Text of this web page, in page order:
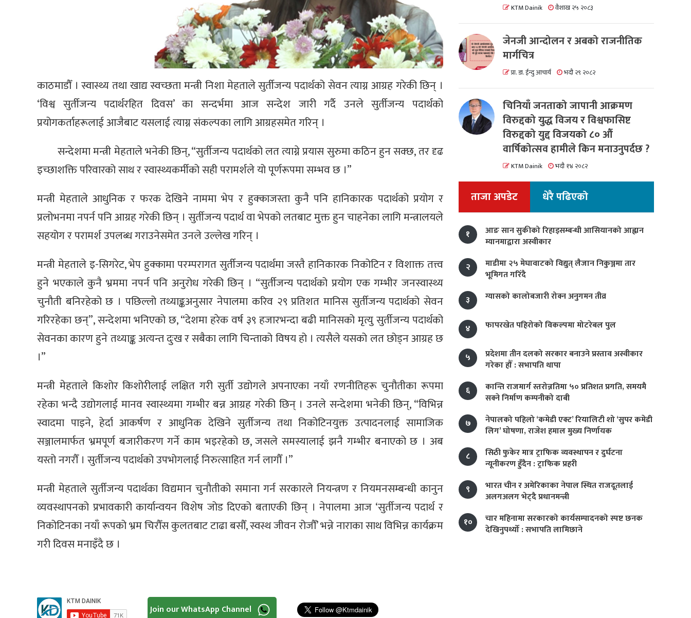
काठमाडौँ । स्वास्थ्य तथा खाद्य स्वच्छता मन्त्री निशा मेहताले सुर्तीजन्य पदार्थको सेवन त्याग्न आग्रह गरेकी छिन् ।
‘विश्व सुर्तीजन्य पदार्थरहित दिवस’ का सन्दर्भमा आज सन्देश जारी गर्दै उनले सुर्तीजन्य पदार्थको
प्रयोगकर्ताहरूलाई आजैबाट यसलाई त्याग्न संकल्पका लागि आग्रहसमेत गरिन् ।
सन्देशमा मन्त्री मेहताले भनेकी छिन्, “सुर्तीजन्य पदार्थको लत त्याग्ने प्रयास सुरुमा कठिन हुन सक्छ, तर दृढ
इच्छाशक्ति परिवारको साथ र स्वास्थ्यकर्मीको सही परामर्शले यो पूर्णरूपमा सम्भव छ ।”
मन्त्री मेहताले आधुनिक र फरक देखिने नाममा भेप र हुक्काजस्ता कुनै पनि हानिकारक पदार्थको प्रयोग र
प्रलोभनमा नपर्न पनि आग्रह गरेकी छिन् । सुर्तीजन्य पदार्थ वा भेपको लतबाट मुक्त हुन चाहनेका लागि मन्त्रालयले
सहयोग र परामर्श उपलब्ध गराउनेसमेत उनले उल्लेख गरिन् ।
मन्त्री मेहताले इ-सिगरेट, भेप हुक्कामा परम्परागत सुर्तीजन्य पदार्थमा जस्तै हानिकारक निकोटिन र विशाक्त तत्त्व
हुने भएकाले कुनै भ्रममा नपर्न पनि अनुरोध गरेकी छिन् । “सुर्तीजन्य पदार्थको प्रयोग एक गम्भीर जनस्वास्थ्य
चुनौती बनिरहेको छ । पछिल्लो तथ्याङ्कअनुसार नेपालमा करिव २९ प्रतिशत मानिस सुर्तीजन्य पदार्थको सेवन
गरिरहेका छन्”, सन्देशमा भनिएको छ, “देशमा हरेक वर्ष ३९ हजारभन्दा बढी मानिसको मृत्यु सुर्तीजन्य पदार्थको
सेवनका कारण हुने तथ्याङ्क अत्यन्त दुःख र सबैका लागि चिन्ताको विषय हो । त्यसैले यसको लत छोड्न आग्रह छ
।”
मन्त्री मेहताले किशोर किशोरीलाई लक्षित गरी सुर्ती उद्योगले अपनाएका नयाँ रणनीतिहरू चुनौतीका रूपमा
रहेका भन्दै उद्योगलाई मानव स्वास्थ्यमा गम्भीर बन्न आग्रह गरेकी छिन् । उनले सन्देशमा भनेकी छिन्, “विभिन्न
स्वादमा पाइने, हेर्दा आकर्षण र आधुनिक देखिने सुर्तीजन्य तथा निकोटिनयुक्त उत्पादनलाई सामाजिक
सञ्जालमार्फत भ्रमपूर्ण बजारीकरण गर्ने काम भइरहेको छ, जसले समस्यालाई झनै गम्भीर बनाएको छ । अब
यस्तो नगरौँ । सुर्तीजन्य पदार्थको उपभोगलाई निरुत्साहित गर्न लागौँ ।”
मन्त्री मेहताले सुर्तीजन्य पदार्थका विद्यमान चुनौतीको समाना गर्न सरकारले नियन्त्रण र नियमनसम्बन्धी कानुन
व्यवस्थापनको प्रभावकारी कार्यान्वयन विशेष जोड दिएको बताएकी छिन् । नेपालमा आज ‘सुर्तीजन्य पदार्थ र
निकोटिनका नयाँ रूपको भ्रम चिरौँस कुलतबाट टाढा बसौँ, स्वस्थ जीवन रोजौँ’ भन्ने नाराका साथ विभिन्न कार्यक्रम
गरी दिवस मनाइँदै छ ।
Join our WhatsApp Channel
KTM Dainik वैशाख २५ २०८३
जेनजी आन्दोलन र अबको राजनीतिक
मार्गचित्र
प्रा. डा. ईन्दु आचार्य भदौ २९ २०८२
चिनियाँ जनताको जापानी आक्रमण
विरुद्दको युद्ध विजय र विश्वफासिष्ट
विरुद्दको युद्द विजयको ८० औं
वार्षिकोत्सव हामीले किन मनाउनुपर्दछ ?
KTM Dainik भदौ १४ २०८२
ताजा अपडेट धेरै पढिएको
१
आङ सान सुकीको रिहाइसम्बन्धी आसियानको आह्वान
म्यानमाद्वारा अस्वीकार
२
माडीमा २५ मेघावाटको विद्युत् लैजान निकुञ्जमा तार
भूमिगत गरिँदै
३
ग्यासको कालोबजारी रोक्न अनुगमन तीव्र
४ फापरखेत पहिरोको विकल्पमा मोटरेबल पुल
५
प्रदेशमा तीन दलको सरकार बनाउने प्रस्ताव अस्वीकार
गरेका हौँ : सभापति थापा
६
कान्ति राजमार्ग स्तरोन्नतिमा ५० प्रतिशत प्रगति, समयमै
सक्ने निर्माण कम्पनीको दाबी
७
नेपालको पहिलो ‘कमेडी एक्ट’ रियालिटी शो ‘सुपर कमेडी
लिग’ घोषणा, राजेश हमाल मुख्य निर्णायक
८
सिठी फुकेर मात्र ट्राफिक व्यवस्थापन र दुर्घटना
न्यूनीकरण हुँदैन : ट्राफिक प्रहरी
९
भारत चीन र अमेरिकाका नेपाल स्थित राजदूतलाई
अलगअलग भेट्दै प्रधानमन्त्री
१०
चार महिनामा सरकारको कार्यसम्पादनको स्पष्ट छनक
देखिनुपर्थ्यो : सभापति लामिछाने